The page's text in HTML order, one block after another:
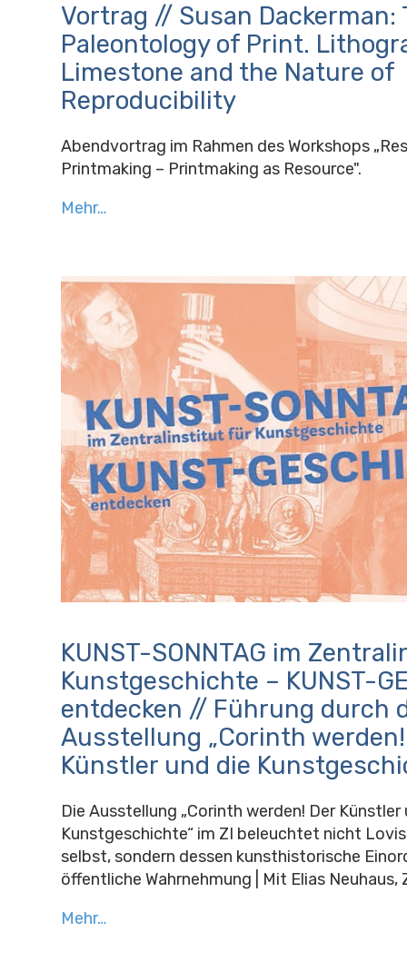
Vortrag // Susan Dackerman:
Paleontology of Print.
Limestone and the Nature of
Reproducibility
Abendvortrag im Rahmen des Workshops
Printmaking – Printmaking as Resource".
Mehr…
KUNST-SONNTAG im
Kunstgeschichte – KUNST-
entdecken // Führung durch
Ausstellung „Corinth
Künstler und die
Die Ausstellung „Corinth werden! Der Künstler
Kunstgeschichte“ im ZI beleuchtet nicht
selbst, sondern dessen kunsthistorische
öffentliche Wahrnehmung | Mit Elias Neuhaus,
Mehr…